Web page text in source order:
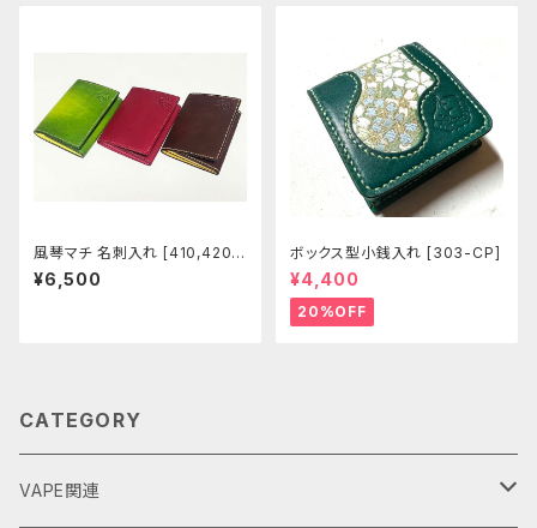
風琴マチ 名刺入れ [410,420-
421]
¥6,500
ボックス型小銭入れ [303-CP]
¥4,400
20%OFF
CATEGORY
VAPE関連